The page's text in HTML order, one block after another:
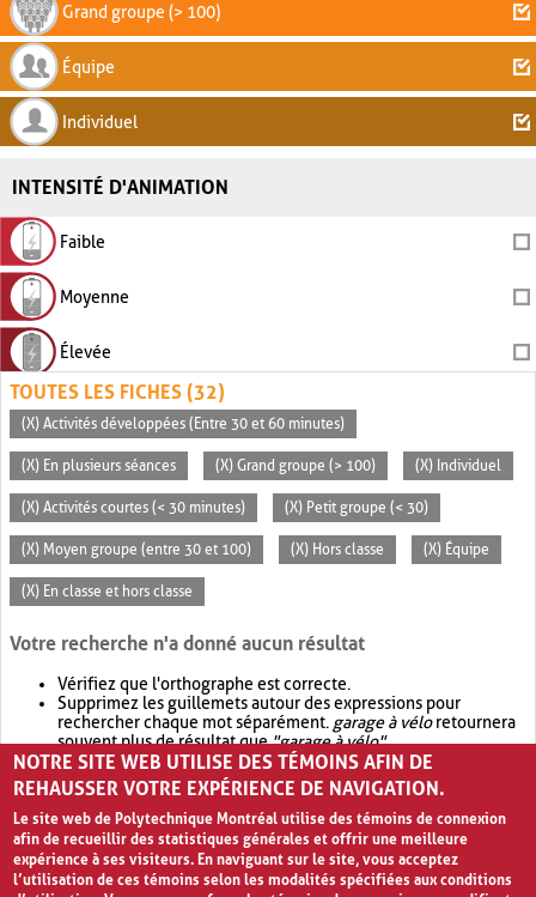
Grand groupe (> 100)
Équipe
Individuel
INTENSITÉ D'ANIMATION
Faible
Moyenne
Élevée
TOUTES LES FICHES (32)
(X) Activités développées (Entre 30 et 60 minutes)
(X) En plusieurs séances (X) Grand groupe (> 100) (X) Individuel
(X) Activités courtes (< 30 minutes) (X) Petit groupe (< 30)
(X) Moyen groupe (entre 30 et 100) (X) Hors classe (X) Équipe
(X) En classe et hors classe
Votre recherche n'a donné aucun résultat
Vérifiez que l'orthographe est correcte.
Supprimez les guillemets autour des expressions pour
rechercher chaque mot séparément. garage à véloretournera
souvent plus de résultat que"garage à vélo".
Envisagez d'élargir votre recherche avec OR.garage OR vélo
retournera souvent plus de résultat quegarage à vélo
NOTRE SITE WEB UTILISE DES TÉMOINS AFIN DE
REHAUSSER VOTRE EXPÉRIENCE DE NAVIGATION.
Le site web de Polytechnique Montréal utilise des témoins de connexion
afin de recueillir des statistiques générales et offrir une meilleure
expérience à ses visiteurs. En naviguant sur le site, vous acceptez
l’utilisation de ces témoins selon les modalités spécifiées aux conditions